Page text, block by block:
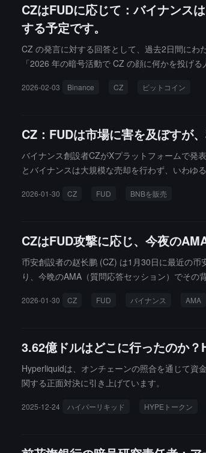
CZはFUDに応じて：バイナンス
する予定です。
CZ の発言に対する回答として、過去2日間にわ
「2026 年の暗号活動で CZ の顔に何かを投げ
だけです。· 「Binance が 10 億ドルのビット
一度のペースで資金を対応するアドレスに移す
考慮すると、30 日以内に分割して 10 億ドル
2026-02-03 Binance CZ ビットコイン
CZ：FUDは市場に害を及ぼすが
バイナンス創設者CZがXプラットフォームで発
とバイナンスは大規模な売却を行わず、いわゆ
的な規制機関を持っている。
2026-01-30 CZ FUD BNBを販売
CZはFUD攻撃に応じ、今夜の
币安創設者の赵长鹏 (CZ) は1月30日に最近の
り、今晩のAMA（質問応答セッション）でそ
2026-01-30 CZ FUD バイナンス AMA
3.62億ドルはどこに行ったのか
Hyperliquidは、オンチェーンの照合を通じて資
関する正面対決に引き上げています。
2025-12-24 ハイパーリキッド HYPEトークン